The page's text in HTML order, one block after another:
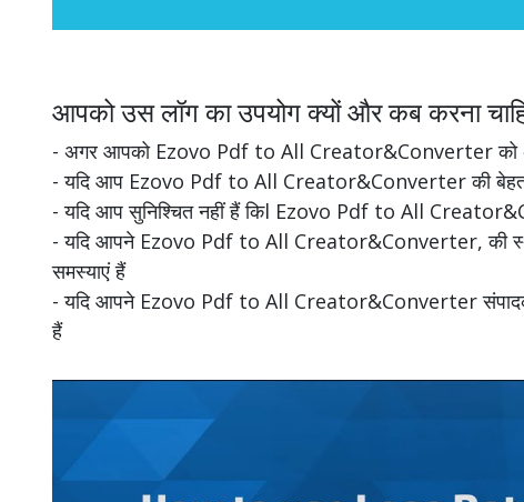
आपको उस लॉग का उपयोग क्यों और कब करना
- अगर आपको Ezovo Pdf to All Creator&Converter को
- यदि आप Ezovo Pdf to All Creator&Converter की बेहतर
- यदि आप सुनिश्चित नहीं हैं किl Ezovo Pdf to All
- यदि आपने Ezovo Pdf to All Creator&Converter, की
समस्याएं हैं
- यदि आपने Ezovo Pdf to All Creator&Converter संपादक
हैं